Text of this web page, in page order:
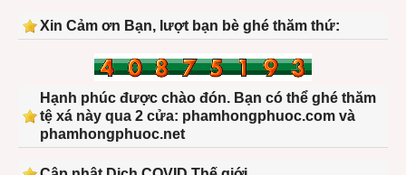
Xin Cảm ơn Bạn, lượt bạn bè ghé thăm thứ:
Hạnh phúc được chào đón. Bạn có thể ghé thăm
tệ xá này qua 2 cửa: phamhongphuoc.com và
phamhongphuoc.net